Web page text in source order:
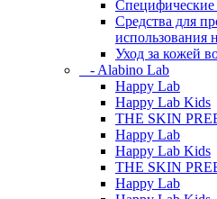
Средства для
использования
Уход за кожей
- Alabino Lab
Happy Lab
Happy Lab Kids
THE SKIN
Happy Lab
Happy Lab Kids
THE SKIN
Happy Lab